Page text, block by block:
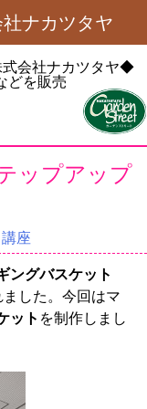
ナカツタヤ
会社ナカツタヤ◆
どを販売
ップアップ
座
ングバスケット
した。今回はマ
ット を制作しまし